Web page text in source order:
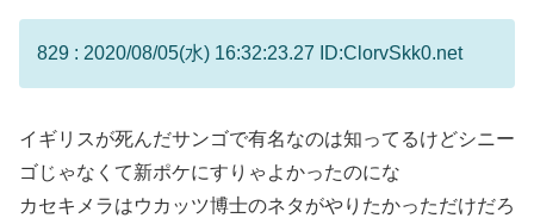
829 : 2020/08/05(水) 16:32:23.27 ID:ClorvSkk0.net
イギリスが死んだサンゴで有名なのは知ってるけどシニー
ゴじゃなくて新ポケにすりゃよかったのにな
カセキメラはウカッツ博士のネタがやりたかっただけだろ